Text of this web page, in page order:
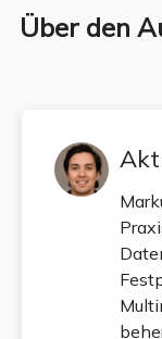
Über den